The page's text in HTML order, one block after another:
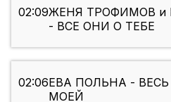
02:09ЖЕНЯ ТРОФИМОВ и
- ВСЕ ОНИ О ТЕБЕ
02:06ЕВА ПОЛЬНА -
МОЕЙ